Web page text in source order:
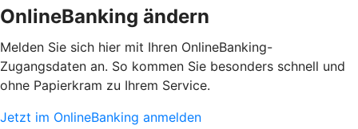
OnlineBanking ändern
Melden Sie sich hier mit Ihren OnlineBanking-
Zugangsdaten an. So kommen Sie besonders schnell und
ohne Papierkram zu Ihrem Service.
Jetzt im OnlineBanking anmelden